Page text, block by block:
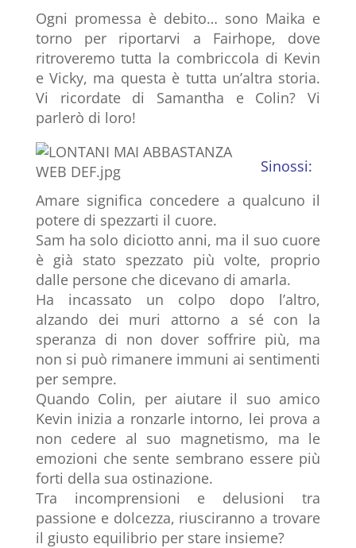
Ogni promessa è debito… sono Maika e
torno per riportarvi a Fairhope, dove
ritroveremo tutta la combriccola di Kevin
e Vicky, ma questa è tutta un’altra storia.
Vi ricordate di Samantha e Colin? Vi
parlerò di loro!
Sinossi:
Amare significa concedere a qualcuno il
potere di spezzarti il cuore.
Sam ha solo diciotto anni, ma il suo cuore
è già stato spezzato più volte, proprio
dalle persone che dicevano di amarla.
Ha incassato un colpo dopo l’altro,
alzando dei muri attorno a sé con la
speranza di non dover soffrire più, ma
non si può rimanere immuni ai sentimenti
per sempre.
Quando Colin, per aiutare il suo amico
Kevin inizia a ronzarle intorno, lei prova a
non cedere al suo magnetismo, ma le
emozioni che sente sembrano essere più
forti della sua ostinazione.
Tra incomprensioni e delusioni tra
passione e dolcezza, riusciranno a trovare
il giusto equilibrio per stare insieme?